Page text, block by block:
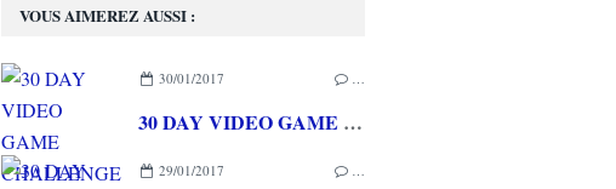
VOUS AIMEREZ AUSSI :
30/01/2017 …
30 DAY VIDEO GAME CHALLENGE : Jour 30 Mon meilleur jeu vidéo de tous les temps, WORLD OF WARCRAFT
29/01/2017 …